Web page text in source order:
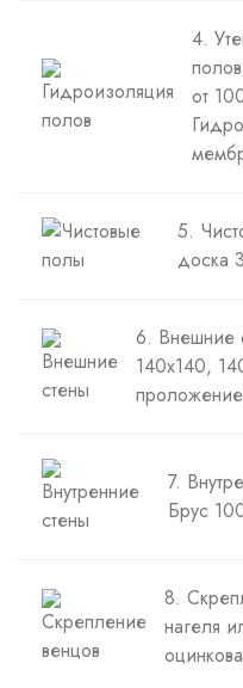
4.
от
5.
доска
6. Внешние
140х140,
7.
Брус
8.
нагеля